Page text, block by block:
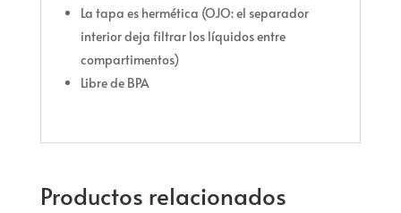
La tapa es hermética (OJO: el separador
interior deja filtrar los líquidos entre
compartimentos)
Libre de BPA
Productos relacionados